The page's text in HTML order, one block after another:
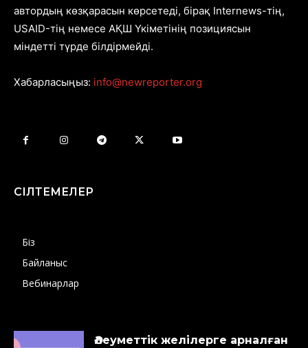
автордың көзқарасын көрсетеді, бірақ Internews-тің,
USAID-тің немесе АҚШ Үкіметінің позициясын
міндетті түрде білдірмейді.
Хабарласыңыз: info@newreporter.org
СІЛТЕМЕЛЕР
Біз
Байланыс
Вебинарлар
Әлеуметтік желілерге арналған